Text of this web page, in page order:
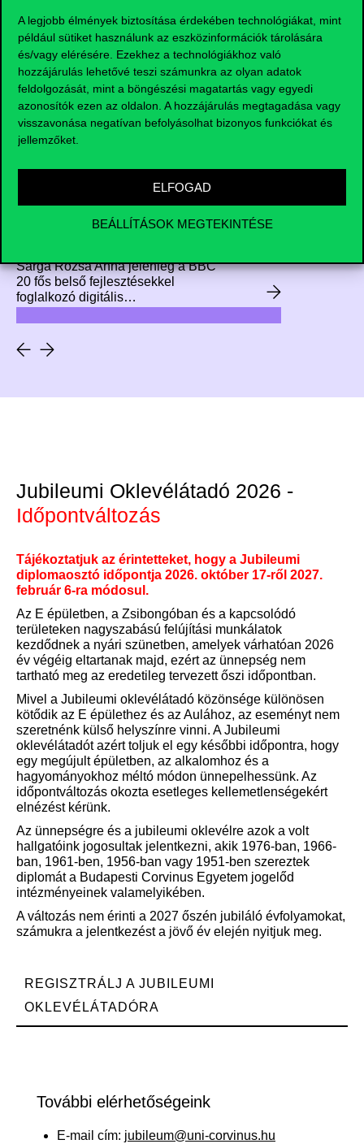
A legjobb élmények biztosítása érdekében technológiákat, mint
például sütiket használunk az eszközinformációk tárolására
és/vagy elérésére. Ezekhez a technológiákhoz való
hozzájárulás lehetővé teszi számunkra az olyan adatok
feldolgozását, mint a böngészési magatartás vagy egyedi
azonosítók ezen az oldalon. A hozzájárulás megtagadása vagy
visszavonása negatívan befolyásolhat bizonyos funkciókat és
jellemzőket.
ELFOGAD
BEÁLLÍTÁSOK MEGTEKINTÉSE
Gellért Zsombor vehették át.
lehetőségben ott a fejlődési
projektmenedzser
Sárga Rózsa Anna jelenleg a BBC
20 fős belső fejlesztésekkel
foglalkozó digitális
Londonban. Korábban dolgozott
két évet Indiában is, ahol a nulláról
épített fel egy majdnem 100 fős
Jubileumi Oklevélátadó 2026 -
Időpontváltozás
Tájékoztatjuk az érintetteket, hogy a Jubileumi
diplomaosztó időpontja 2026. október 17-ről 2027.
február 6-ra módosul.
Az E épületben, a Zsibongóban és a kapcsolódó
területeken nagyszabású felújítási munkálatok
kezdődnek a nyári szünetben, amelyek várhatóan 2026
év végéig eltartanak majd, ezért az ünnepség nem
tartható meg az eredetileg tervezett őszi időpontban.
Mivel a Jubileumi oklevélátadó közönsége különösen
kötődik az E épülethez és az Aulához, az eseményt nem
szeretnénk külső helyszínre vinni. A Jubileumi
oklevélátadót azért toljuk el egy későbbi időpontra, hogy
egy megújult épületben, az alkalomhoz és a
hagyományokhoz méltó módon ünnepelhessünk. Az
időpontváltozás okozta esetleges kellemetlenségekért
elnézést kérünk.
Az ünnepségre és a jubileumi oklevélre azok a volt
hallgatóink jogosultak jelentkezni, akik 1976-ban, 1966-
ban, 1961-ben, 1956-ban vagy 1951-ben szereztek
diplomát a Budapesti Corvinus Egyetem jogelőd
intézményeinek valamelyikében.
A változás nem érinti a 2027 őszén jubiláló évfolyamokat,
számukra a jelentkezést a jövő év elején nyitjuk meg.
REGISZTRÁLJ A JUBILEUMI
OKLEVÉLÁTADÓRA
További elérhetőségeink
E-mail cím: jubileum@uni-corvinus.hu